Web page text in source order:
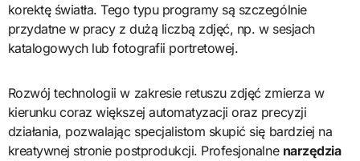
korektę światła. Tego typu programy są szczególnie
przydatne w pracy z dużą liczbą zdjęć, np. w sesjach
katalogowych lub fotografii portretowej.
Rozwój technologii w zakresie retuszu zdjęć zmierza w
kierunku coraz większej automatyzacji oraz precyzji
działania, pozwalając specjalistom skupić się bardziej na
kreatywnej stronie postprodukcji. Profesjonalne narzędzia